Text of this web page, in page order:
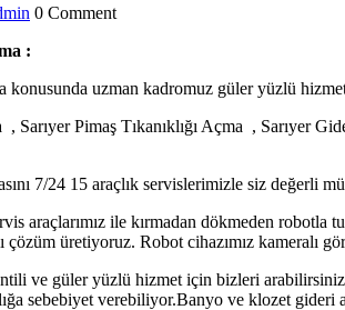
0 Comment
:
konusunda uzman kadromuz güler yüzlü
Sarıyer Pimaş Tıkanıklığı Açma , Sarıyer
7/24 15 araçlık servislerimizle siz değerli
araçlarımız ile kırmadan dökmeden robotla
çözüm üretiyoruz. Robot cihazımız kameralı
ve güler yüzlü hizmet için bizleri
sebebiyet verebiliyor.Banyo ve klozet gideri